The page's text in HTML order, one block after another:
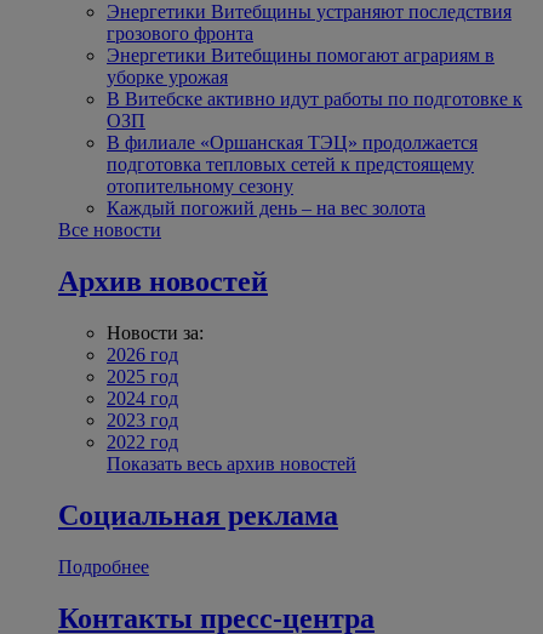
Энергетики Витебщины устраняют последствия
грозового фронта
Энергетики Витебщины помогают аграриям в
уборке урожая
В Витебске активно идут работы по подготовке к
ОЗП
В филиале «Оршанская ТЭЦ» продолжается
подготовка тепловых сетей к предстоящему
отопительному сезону
Каждый погожий день – на вес золота
Все новости
Архив новостей
Новости за:
2026 год
2025 год
2024 год
2023 год
2022 год
Показать весь архив новостей
Социальная реклама
Подробнее
Контакты пресс-центра